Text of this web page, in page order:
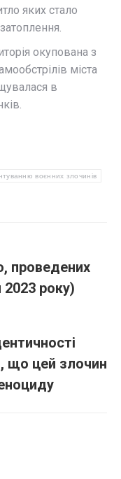
яких стало
окупована з
міста
в
воєнних злочинів
проведених
року)
що цей злочин